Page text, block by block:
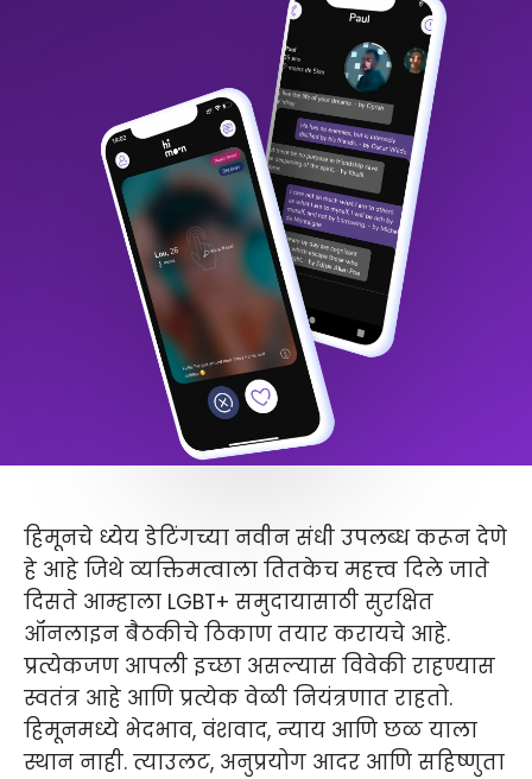
हिमूनचे ध्येय डेटिंगच्या नवीन संधी उपलब्ध करून देणे
हे आहे जिथे व्यक्तिमत्वाला तितकेच महत्त्व दिले जाते
दिसते आम्हाला LGBT+ समुदायासाठी सुरक्षित
ऑनलाइन बैठकीचे ठिकाण तयार करायचे आहे.
प्रत्येकजण आपली इच्छा असल्यास विवेकी राहण्यास
स्वतंत्र आहे आणि प्रत्येक वेळी नियंत्रणात राहतो.
हिमूनमध्ये भेदभाव, वंशवाद, न्याय आणि छळ याला
स्थान नाही. त्याउलट, अनुप्रयोग आदर आणि सहिष्णुता